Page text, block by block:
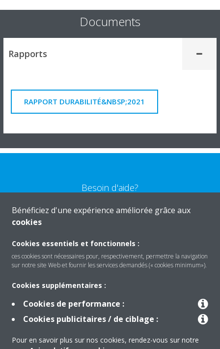
Documents
Rapports
RAPPORT DURABILITÉ&NBSP;2021
Besoin d'aide?
CONTACTEZ-NOUS
Solutions
Bénéficiez d'une expérience améliorée grâce aux
cookies
Cookies essentiels et fonctionnels :
ces cookies sont nécessaires pour, respectivement, permettre la navigation
sur notre site Web et fournir les services demandés (« cookies minimum»).
Cookies supplémentaires :
Cookies de performance :
Cookies publicitaires / de ciblage :
Pour en savoir plus sur nos cookies, rendez-vous sur notre